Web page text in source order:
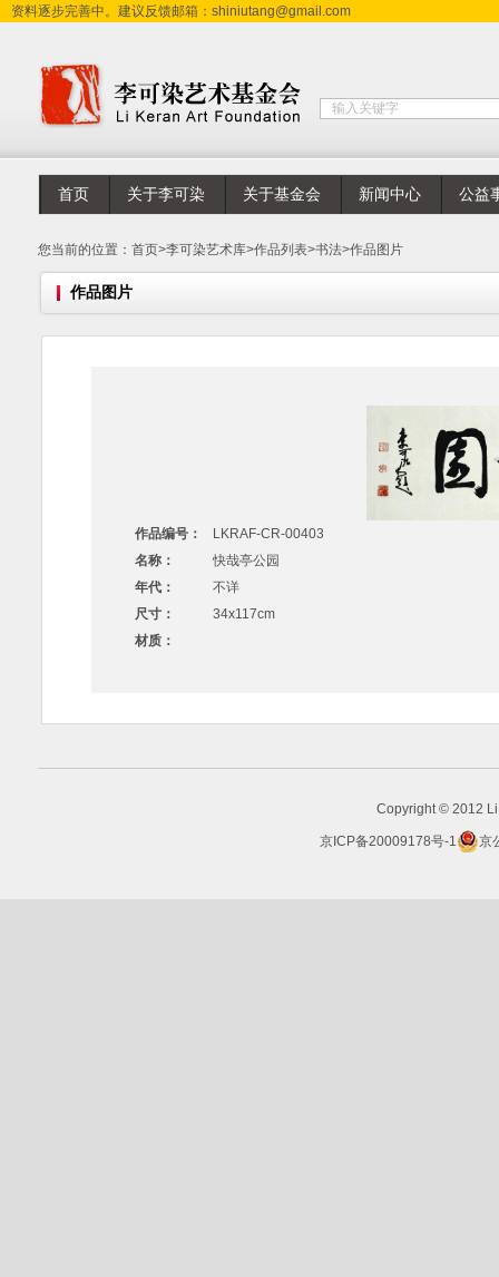
资料逐步完善中。建议反馈邮箱：shiniutang@gmail.com
首页 关于李可染 关于基金会 新闻中心 公益
您当前的位置： 首页>李可染艺术库>作品列表>书法>作品图片
作品图片
作品编号：
LKRAF-CR-00403
名称：
快哉亭公园
年代：
不详
尺寸：
34x117cm
材质：
Copyright © 2012
京ICP备20009178号-1 京